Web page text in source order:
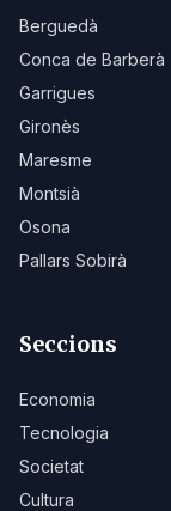
Berguedà
Conca de Barberà
Garrigues
Gironès
Maresme
Montsià
Osona
Pallars Sobirà
Seccions
Economia
Tecnologia
Societat
Cultura